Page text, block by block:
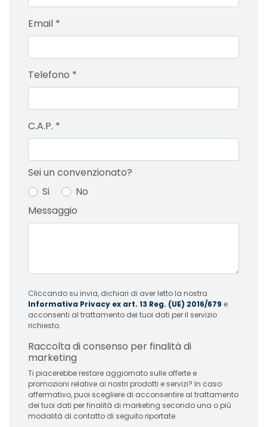
Email *
Telefono *
C.A.P. *
Sei un convenzionato?
Si
No
Messaggio
Cliccando su invia, dichiari di aver letto la nostra
Informativa Privacy ex art. 13 Reg. (UE) 2016/679 e
acconsenti al trattamento dei tuoi dati per il servizio
richiesto.
Raccolta di consenso per finalità di
marketing
Ti piacerebbe restare aggiornato sulle offerte e
promozioni relative ai nostri prodotti e servizi? In caso
affermativo, puoi scegliere di acconsentire al trattamento
dei tuoi dati per finalità di marketing secondo una o più
modalità di contatto di seguito riportate: